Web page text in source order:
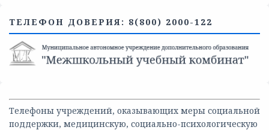
ТЕЛЕФОН ДОВЕРИЯ: 8(800) 2000-122
Телефоны учреждений, оказывающих меры социальной
поддержки, медицинскую, социально-психологическую